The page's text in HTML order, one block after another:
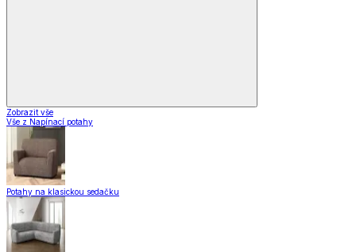
Zobrazit vše
Vše z Napínací potahy
Potahy na klasickou sedačku